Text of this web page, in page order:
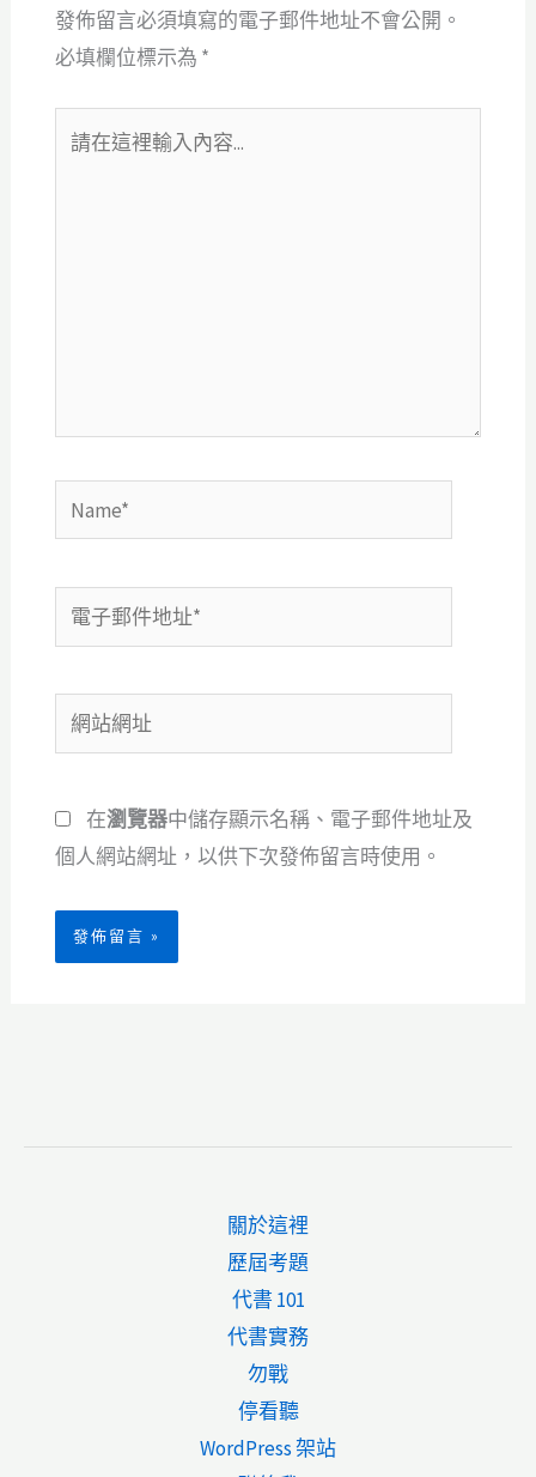
發佈留言必須填寫的電子郵件地址不會公開。
必填欄位標示為 *
Name*
電
子
件
地
*
網
站
址
在瀏覽器中儲存顯示名稱、電子郵件地址及
個人網站網址，以供下次發佈留言時使用。
關於這裡
歷屆考題
代書 101
代書實務
勿戰
停看聽
WordPress 架站